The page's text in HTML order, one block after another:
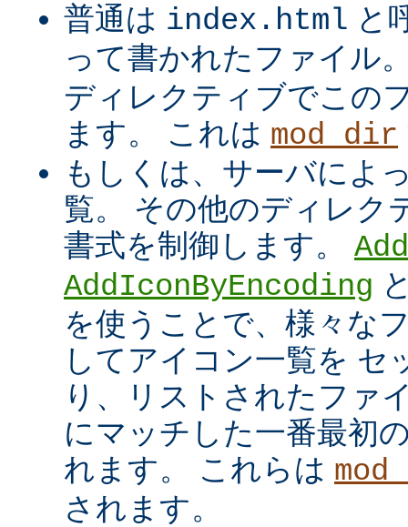
普通は index.html と
って書かれたファイル
ディレクティブでこの
ます。 これは mod_dir
もしくは、サーバによ
覧。 その他のディレク
書式を制御します。
AddIconByEncoding
を使うことで、様々な
してアイコン一覧を セ
り、リストされたファ
にマッチした一番最初
れます。 これらは
されます。